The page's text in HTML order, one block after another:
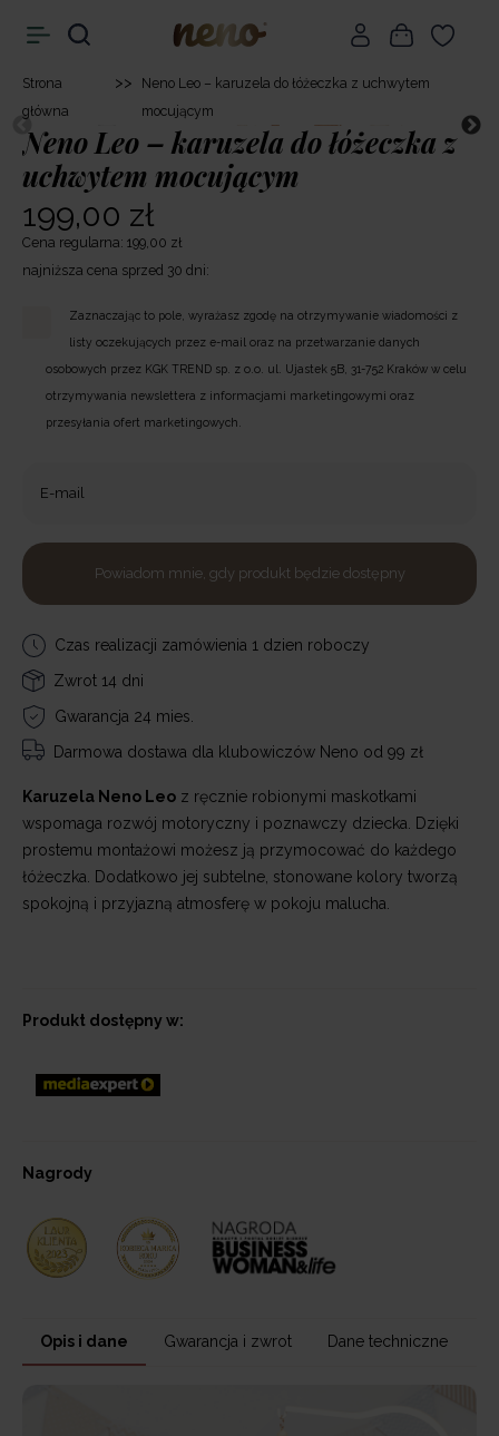
Strona
główna
>>
Neno Leo – karuzela do łóżeczka z uchwytem
mocującym
Neno Leo – karuzela do łóżeczka z
uchwytem mocującym
199,00 zł
Cena regularna: 199,00 zł
najniższa cena sprzed 30 dni:
Zaznaczając to pole, wyrażasz zgodę na otrzymywanie wiadomości z
listy oczekujących przez e-mail oraz na przetwarzanie danych
osobowych przez KGK TREND sp. z o.o. ul. Ujastek 5B, 31-752 Kraków w celu
otrzymywania newslettera z informacjami marketingowymi oraz
przesyłania ofert marketingowych.
Powiadom mnie, gdy produkt będzie dostępny
Czas realizacji zamówienia 1 dzien roboczy
Zwrot 14 dni
Gwarancja 24 mies.
Darmowa dostawa dla klubowiczów Neno od 99 zł
Karuzela Neno Leo z ręcznie robionymi maskotkami
wspomaga rozwój motoryczny i poznawczy dziecka. Dzięki
prostemu montażowi możesz ją przymocować do każdego
łóżeczka. Dodatkowo jej subtelne, stonowane kolory tworzą
spokojną i przyjazną atmosferę w pokoju malucha.
Produkt dostępny w:
Nagrody
Opis i dane Gwarancja i zwrot Dane techniczne